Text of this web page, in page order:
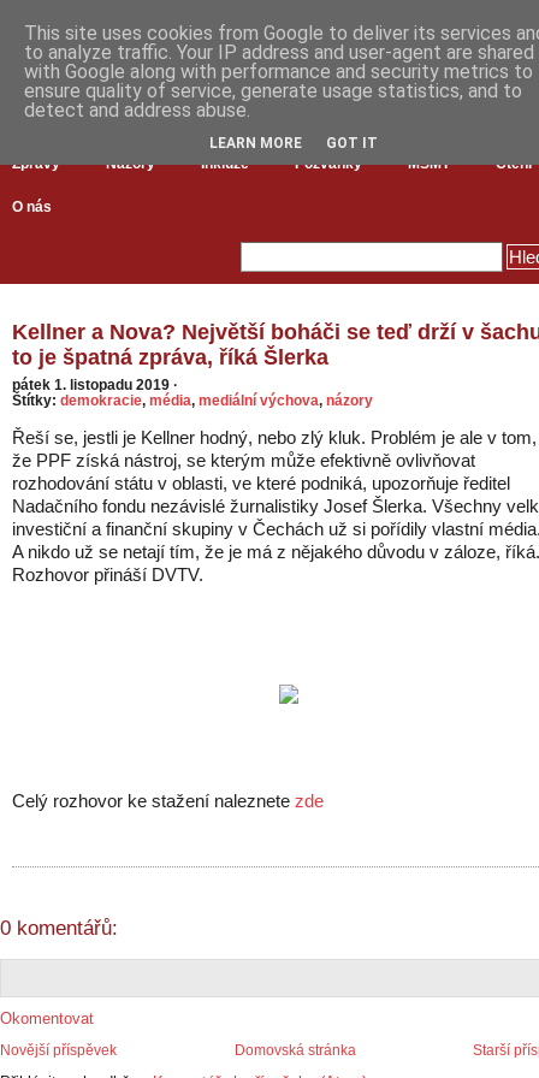
Zprávy Názory Inkluze Pozvánky MŠMT Čtení
O nás
Kellner a Nova? Největší boháči se teď drží v
to je špatná zpráva, říká Šlerka
pátek 1. listopadu 2019 ·
Štítky: demokracie, média, mediální výchova, názory
Řeší se, jestli je Kellner hodný, nebo zlý kluk. Problém je ale v tom,
že PPF získá nástroj, se kterým může efektivně ovlivňovat
rozhodování státu v oblasti, ve které podniká, upozorňuje ředitel
Nadačního fondu nezávislé žurnalistiky Josef Šlerka. Všechny
investiční a finanční skupiny v Čechách už si pořídily vlastní
A nikdo už se netají tím, že je má z nějakého důvodu v záloze, říká.
Rozhovor přináší DVTV.
Celý rozhovor ke stažení naleznete zde
0 komentářů:
Okomentovat
Novější příspěvek Starší
Domovská stránka
This site uses cookies from Google to deliver its services
to analyze traffic. Your IP address and user-agent are shared
with Google along with performance and security metrics to
ensure quality of service, generate usage statistics, and to
detect and address abuse.
LEARN MORE GOT IT